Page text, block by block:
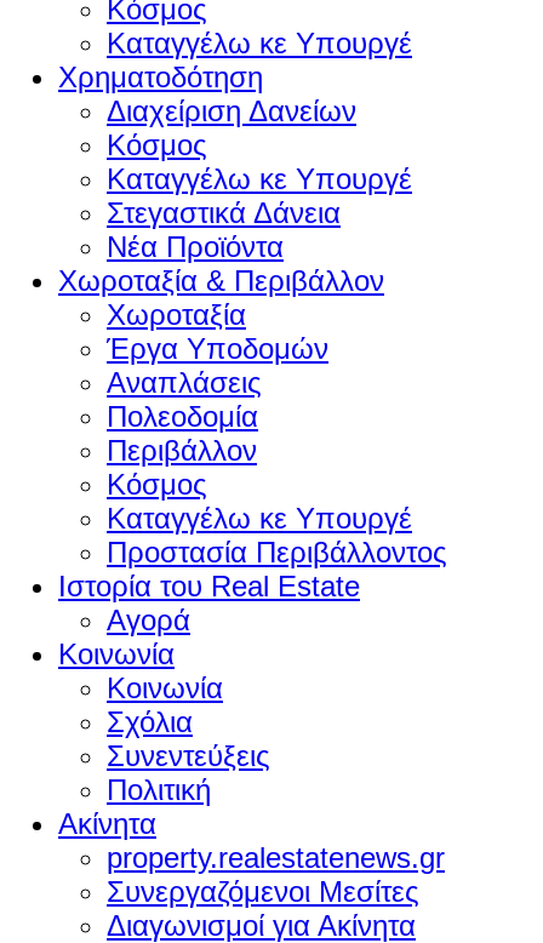
Κόσμος
Καταγγέλω κε Υπουργέ
Χρηματοδότηση
Διαχείριση Δανείων
Κόσμος
Καταγγέλω κε Υπουργέ
Στεγαστικά Δάνεια
Νέα Προϊόντα
Χωροταξία & Περιβάλλον
Χωροταξία
Έργα Υποδομών
Αναπλάσεις
Πολεοδομία
Περιβάλλον
Κόσμος
Καταγγέλω κε Υπουργέ
Προστασία Περιβάλλοντος
Ιστορία του Real Estate
Αγορά
Κοινωνία
Κοινωνία
Σχόλια
Συνεντεύξεις
Πολιτική
Ακίνητα
property.realestatenews.gr
Συνεργαζόμενοι Μεσίτες
Διαγωνισμοί για Ακίνητα